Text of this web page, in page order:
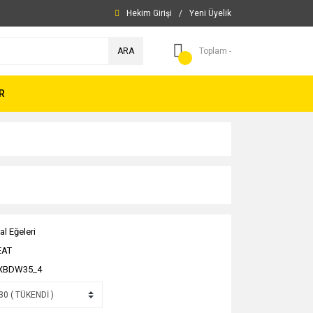
Hekim Girişi / Yeni Üyelik
ARA Toplam -
Eğeleri